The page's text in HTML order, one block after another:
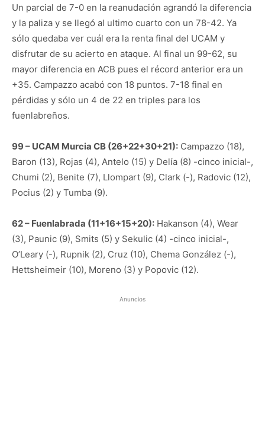
Un parcial de 7-0 en la reanudación agrandó la diferencia
y la paliza y se llegó al ultimo cuarto con un 78-42. Ya
sólo quedaba ver cuál era la renta final del UCAM y
disfrutar de su acierto en ataque. Al final un 99-62, su
mayor diferencia en ACB pues el récord anterior era un
+35. Campazzo acabó con 18 puntos. 7-18 final en
pérdidas y sólo un 4 de 22 en triples para los
fuenlabreños.
99 – UCAM Murcia CB (26+22+30+21): Campazzo (18),
Baron (13), Rojas (4), Antelo (15) y Delía (8) -cinco inicial-,
Chumi (2), Benite (7), Llompart (9), Clark (-), Radovic (12),
Pocius (2) y Tumba (9).
62 – Fuenlabrada (11+16+15+20): Hakanson (4), Wear
(3), Paunic (9), Smits (5) y Sekulic (4) -cinco inicial-,
O’Leary (-), Rupnik (2), Cruz (10), Chema González (-),
Hettsheimeir (10), Moreno (3) y Popovic (12).
Anuncios